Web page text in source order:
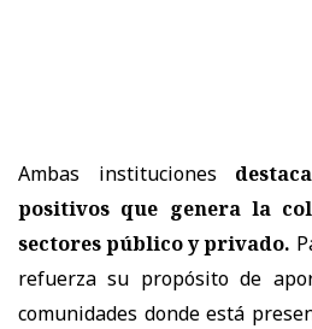
Ambas instituciones
positivos que genera la
sectores público y privado.
refuerza su propósito de
comunidades donde está